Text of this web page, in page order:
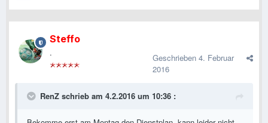
Steffo
. Geschrieben 4. Februar
2016
RenZ schrieb am 4.2.2016 um 10:36 :